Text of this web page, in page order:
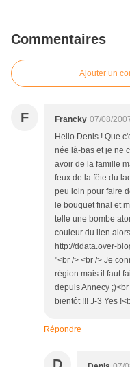
Commentaires
Ajouter un
F Francky 07/08/
Hello Denis ! Que
née là-bas et je ne
avoir de la famille
feux de la fête du
peu loin pour faire
le bouquet final et
telle une bombe
couleur du lien
http://ddata.over-
"<br /> <br /> Je
région mais il faut
depuis Annecy
bientôt !!! J-3 Yes
Répondre